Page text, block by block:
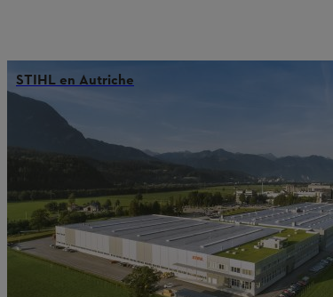
STIHL en Autriche